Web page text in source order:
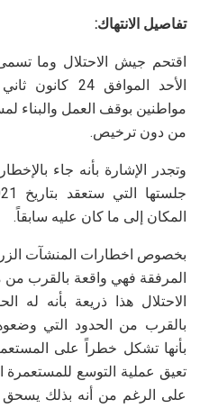
تفاصيل الانتهاك:
اقتحم جيش الاحتلال وما تسمى
مواطنين بوقف العمل والبناء
من دون ترخيص.
وتجدر الإشارة بأنه جاء
المكان إلى ما كان عليه سابقاً.
بخصوص اخطارات المنشآت
المرفقة فهي واقعة بالقرب من
الاحتلال هذا ذريعة بأنه له
بالقرب من الحدود التي
بأنها تشكل خطراً على
تعيق عملية التوسع للمستعمرة
على الرغم من أنه بذلك